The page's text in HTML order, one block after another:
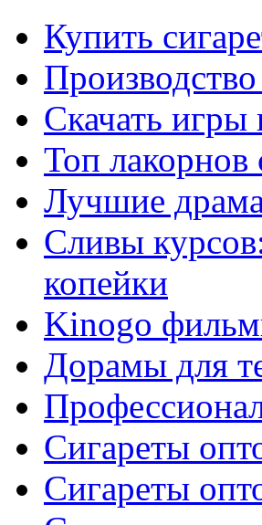
Купить
Скачать
Топ лакорнов
Лучшие
Сливы
копейки
Kinogo
Дорамы для
Сигареты
Сигареты